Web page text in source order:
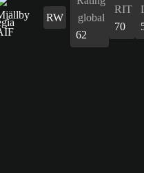
RW
global
62
RIT
70